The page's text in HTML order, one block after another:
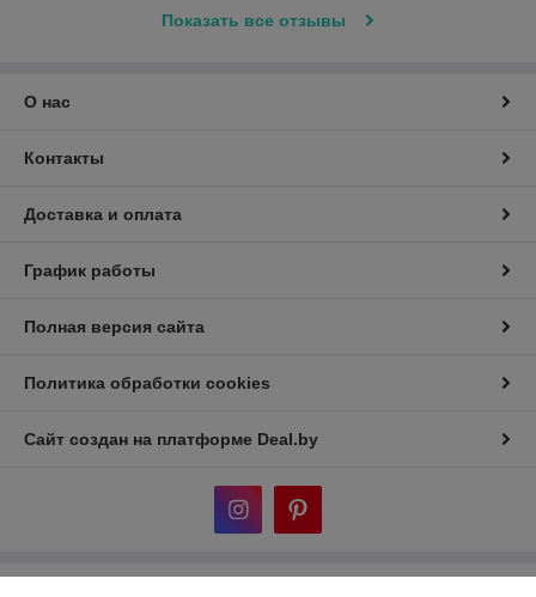
Показать все отзывы
О нас
Контакты
Доставка и оплата
График работы
Полная версия сайта
Политика обработки cookies
Сайт создан на платформе Deal.by